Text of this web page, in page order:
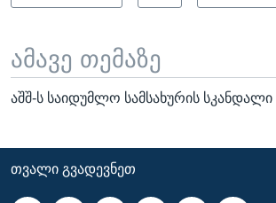
ამავე თემაზე
აშშ-ს საიდუმლო სამსახურის სკანდალი
ᲗᲕᲐᲚᲘ ᲒᲕᲐᲓᲔᲕᲜᲔᲗ